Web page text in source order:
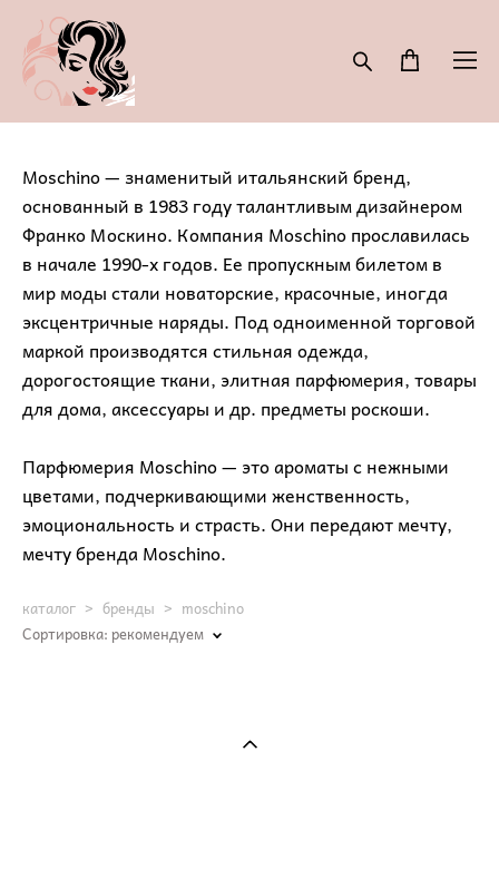
Moschino — знаменитый итальянский бренд,
основанный в 1983 году талантливым дизайнером
Франко Москино. Компания Moschino прославилась
в начале 1990-х годов. Ее пропускным билетом в
мир моды стали новаторские, красочные, иногда
эксцентричные наряды. Под одноименной торговой
маркой производятся стильная одежда,
дорогостоящие ткани, элитная парфюмерия, товары
для дома, аксессуары и др. предметы роскоши.
Парфюмерия Moschino — это ароматы с нежными
цветами, подчеркивающими женственность,
эмоциональность и страсть. Они передают мечту,
мечту бренда Moschino.
каталог > бренды > moschino
Сортировка:рекомендуем